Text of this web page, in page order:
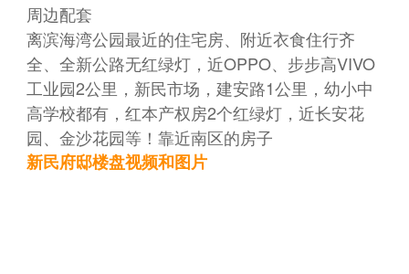
周边配套
离滨海湾公园最近的住宅房、附近衣食住行齐
全、全新公路无红绿灯，近OPPO、步步高VIVO
工业园2公里，新民市场，建安路1公里，幼小中
高学校都有，红本产权房2个红绿灯，近长安花
园、金沙花园等！靠近南区的房子
新民府邸楼盘视频和图片